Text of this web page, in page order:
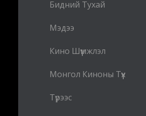
Бидний Тухай
Мэдээ
Кино Шүүмжлэл
Монгол Киноны Түүх
Түрээс